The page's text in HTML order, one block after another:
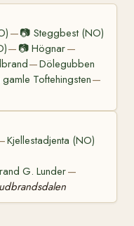
—📷 Steggbest (NO)
— 📷Högnar—
—Dölegubben
Toftehingsten—
Kjellestadjenta (NO)
G. Lunder—